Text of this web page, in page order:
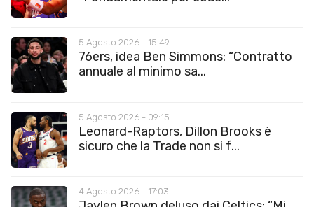
5 Agosto 2026 - 15:49
76ers, idea Ben Simmons: “Contratto
annuale al minimo sa...
5 Agosto 2026 - 09:15
Leonard-Raptors, Dillon Brooks è
sicuro che la Trade non si f...
4 Agosto 2026 - 17:03